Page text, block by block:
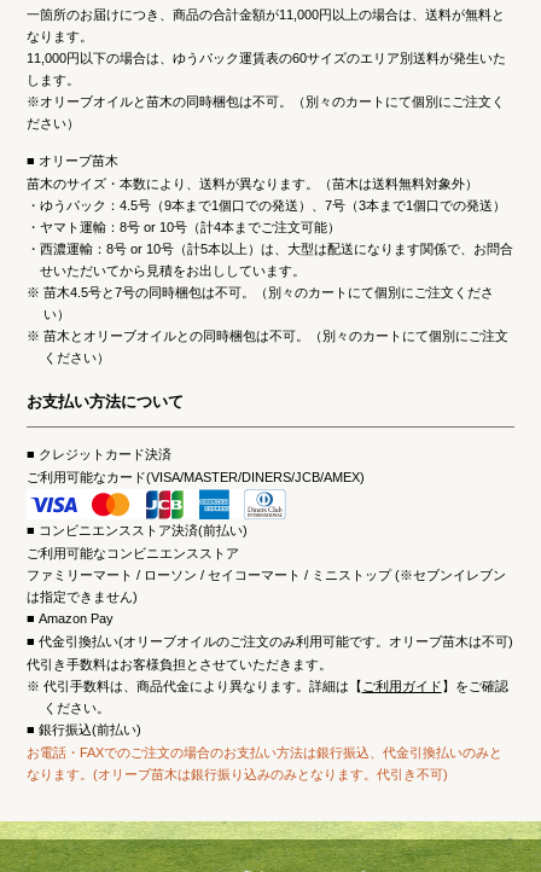
一箇所のお届けにつき、商品の合計金額が11,000円以上の場合は、送料が無料と
なります。
11,000円以下の場合は、ゆうパック運賃表の60サイズのエリア別送料が発生いた
します。
※オリーブオイルと苗木の同時梱包は不可。（別々のカートにて個別にご注文く
ださい）
オリーブ苗木
苗木のサイズ・本数により、送料が異なります。（苗木は送料無料対象外）
ゆうパック：4.5号（9本まで1個口での発送）、7号（3本まで1個口での発送）
ヤマト運輸：8号 or 10号（計4本までご注文可能）
西濃運輸：8号 or 10号（計5本以上）は、大型は配送になります関係で、お問合
せいただいてから見積をお出ししています。
※ 苗木4.5号と7号の同時梱包は不可。（別々のカートにて個別にご注文くださ
い）
※ 苗木とオリーブオイルとの同時梱包は不可。（別々のカートにて個別にご注文
ください）
お支払い方法について
クレジットカード決済
ご利用可能なカード(VISA/MASTER/DINERS/JCB/AMEX)
コンビニエンスストア決済(前払い)
ご利用可能なコンビニエンスストア
ファミリーマート / ローソン / セイコーマート / ミニストップ (※セブンイレブン
は指定できません)
Amazon Pay
代金引換払い(オリーブオイルのご注文のみ利用可能です。オリーブ苗木は不可)
代引き手数料はお客様負担とさせていただきます。
※ 代引手数料は、商品代金により異なります。詳細は【 ご利用ガイド 】をご確認
ください。
銀行振込(前払い)
お電話・FAXでのご注文の場合のお支払い方法は銀行振込、代金引換払いのみと
なります。(オリーブ苗木は銀行振り込みのみとなります。代引き不可)